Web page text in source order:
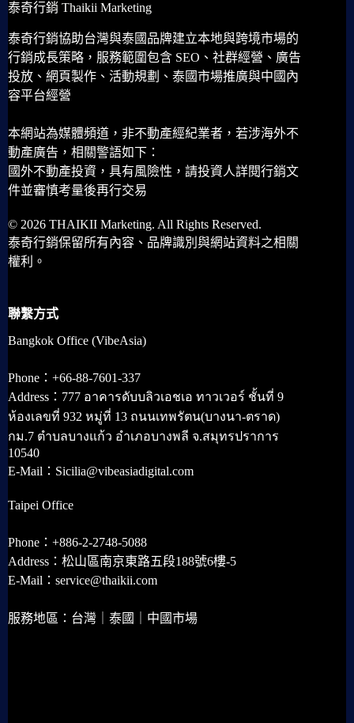
泰奇行銷 Thaikii Marketing
泰奇行銷協助台灣與泰國品牌建立本地與跨境市場的
行銷成長策略，服務範圍包含 SEO、社群經營、廣告
投放、網頁製作、活動規劃、泰國市場推廣與中國內
容平台經營
本網站為媒體頻道，非不動產經紀業者，若涉海外不
動產廣告，相關警語如下：
國外不動產投資，具有風險性，請投資人詳閱行銷文
件並審慎考量後再行交易
© 2026 THAIKII Marketing. All Rights Reserved.
泰奇行銷保留所有內容、品牌識別與網站資料之相關
權利。
聯繫方式
Bangkok Office (VibeAsia)
Phone：+66-88-7601-337
Address：777 อาคารดับบลิวเอชเอ ทาวเวอร์ ชั้นที่ 9
ห้องเลขที่ 932 หมู่ที่ 13 ถนนเทพรัตน(บางนา-ตราด)
กม.7 ตำบลบางแก้ว อำเภอบางพลี จ.สมุทรปราการ
10540
E-Mail：Sicilia@vibeasiadigital.com
Taipei Office
Phone：+886-2-2748-5088
Address：松山區南京東路五段188號6樓-5
E-Mail：service@thaikii.com
服務地區：台灣｜泰國｜中國市場